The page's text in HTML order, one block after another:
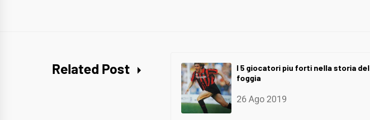
Related Post
I 5 giocatori piu forti nella storia del
foggia
26 Ago 2019